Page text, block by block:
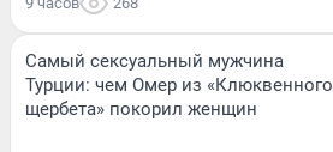
Самый сексуальный мужчина
Турции: чем Омер из «Клюквенного
щербета» покорил женщин